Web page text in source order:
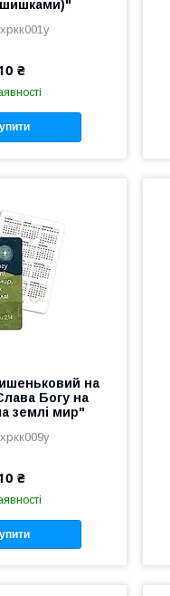
шишками)"
хркк001у
₴
на
Богу на
землі мир"
хркк009у
₴